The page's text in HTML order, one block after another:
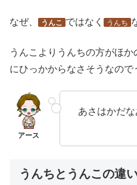
なぜ、 うんこ ではなく うんち
うんこよりうんちの方がほ
にひっかからなさそうなので
あさはかだな
うんちとうんこの違